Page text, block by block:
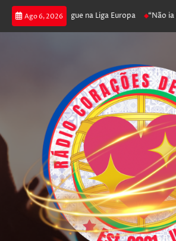
Ago 6, 2026
poker e prossegue na Liga Europa “Não ia